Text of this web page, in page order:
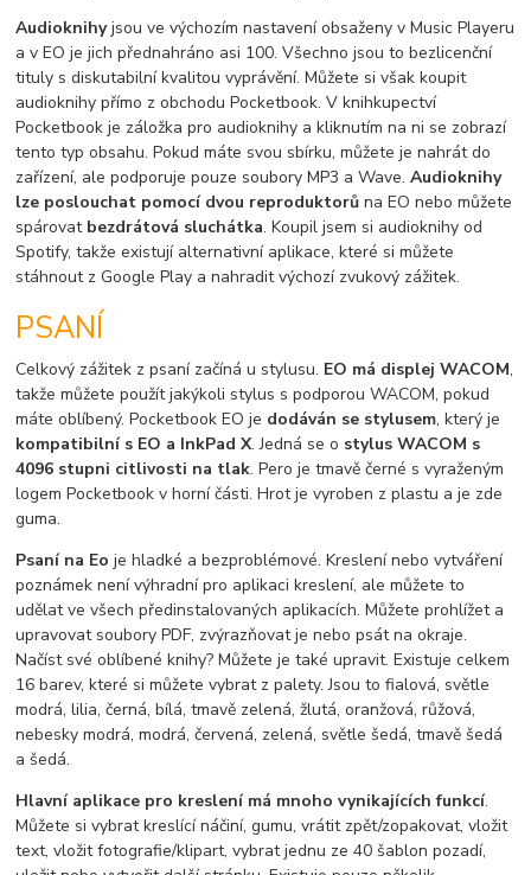
Audioknihyjsou ve výchozím nastavení obsaženy v Music Playeru
a v EO je jich přednahráno asi 100. Všechno jsou to bezlicenční
tituly s diskutabilní kvalitou vyprávění. Můžete si však koupit
audioknihy přímo z obchodu Pocketbook. V knihkupectví
Pocketbook je záložka pro audioknihy a kliknutím na ni se zobrazí
tento typ obsahu. Pokud máte svou sbírku, můžete je nahrát do
zařízení, ale podporuje pouze soubory MP3 a Wave.Audioknihy
lze poslouchat pomocí dvou reproduktorů na EO nebo můžete
spárovat bezdrátová sluchátka. Koupil jsem si audioknihy od
Spotify, takže existují alternativní aplikace, které si můžete
stáhnout z Google Play a nahradit výchozí zvukový zážitek.
PSANÍ
Celkový zážitek z psaní začíná u stylusu. EO má displej WACOM,
takže můžete použít jakýkoli stylus s podporou WACOM, pokud
máte oblíbený. Pocketbook EO je dodáván se stylusem, který je
kompatibilní s EO a InkPad X. Jedná se o stylus WACOM s
4096 stupni citlivosti na tlak. Pero je tmavě černé s vyraženým
logem Pocketbook v horní části. Hrot je vyroben z plastu a je zde
guma.
Psaní na Eo je hladké a bezproblémové. Kreslení nebo vytváření
poznámek není výhradní pro aplikaci kreslení, ale můžete to
udělat ve všech předinstalovaných aplikacích. Můžete prohlížet a
upravovat soubory PDF, zvýrazňovat je nebo psát na okraje.
Načíst své oblíbené knihy? Můžete je také upravit. Existuje celkem
16 barev, které si můžete vybrat z palety. Jsou to fialová, světle
modrá, lilia, černá, bílá, tmavě zelená, žlutá, oranžová, růžová,
nebesky modrá, modrá, červená, zelená, světle šedá, tmavě šedá
a šedá.
Hlavní aplikace pro kreslení má mnoho vynikajících funkcí.
Můžete si vybrat kreslící náčiní, gumu, vrátit zpět/zopakovat, vložit
text, vložit fotografie/klipart, vybrat jednu ze 40 šablon pozadí,